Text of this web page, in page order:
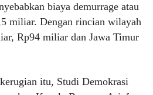
biaya demurrage atau
miliar. Dengan rincian wilayah
Rp94 miliar dan Jawa Timur
itu, Studi Demokrasi